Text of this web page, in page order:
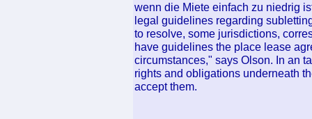
wenn die Miete einfach zu niedrig
legal guidelines regarding
to resolve, some jurisdictions,
have guidelines the place lease
circumstances," says Olson. In an
rights and obligations underneath
accept them.